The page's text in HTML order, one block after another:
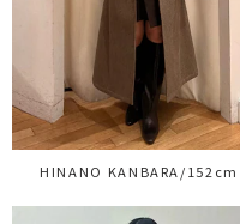
HINANO KANBARA/152cm